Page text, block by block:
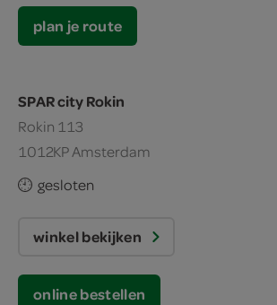
plan je route
SPAR city Rokin
Rokin 113
1012KP Amsterdam
gesloten
winkel bekijken
online bestellen